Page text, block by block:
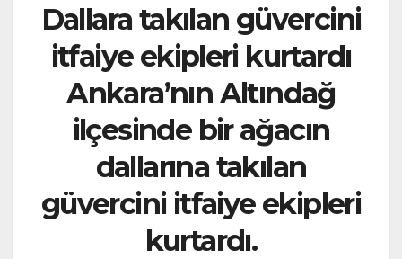
Dallara takılan güvercini
itfaiye ekipleri kurtardı
Ankara’nın Altındağ
ilçesinde bir ağacın
dallarına takılan
güvercini itfaiye ekipleri
kurtardı.